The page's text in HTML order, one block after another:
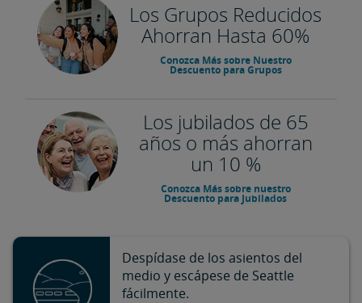
Los Grupos Reducidos
Ahorran Hasta 60%
Conozca Más sobre Nuestro
Descuento para Grupos
Los jubilados de 65
años o más ahorran
un 10 %
Conozca Más sobre nuestro
Descuento para Jubilados
Despídase de los asientos del
medio y escápese de Seattle
fácilmente.